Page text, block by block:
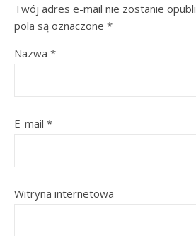
Twój adres e-mail nie zostanie
pola są oznaczone *
Nazwa *
E-mail *
Witryna internetowa